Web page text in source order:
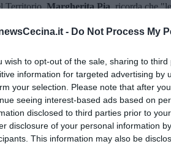
- Do Not Process My
wish to opt-out of the sale, sharing to
information for targeted advertising by
your selection. Please note that after
seeing interest-based ads based on
disclosed to third parties prior to
disclosure of your personal information
This information may also be
Territorio,Margherita Pia, ricorda che
Sud) saranno condivise e presentate
alle ore 17, alla presenza
incaricato di elaborare il Quadro
Toscana iscriviti allaNewsletter
nella tua casella di posta.